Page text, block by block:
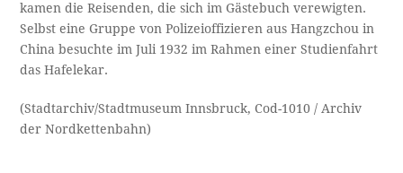
kamen die Reisenden, die sich im Gästebuch verewigten.
Selbst eine Gruppe von Polizeioffizieren aus Hangzchou in
China besuchte im Juli 1932 im Rahmen einer Studienfahrt
das Hafelekar.
(Stadtarchiv/Stadtmuseum Innsbruck, Cod-1010 / Archiv
der Nordkettenbahn)